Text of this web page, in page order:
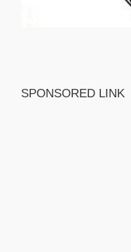
SPONSORED LINK